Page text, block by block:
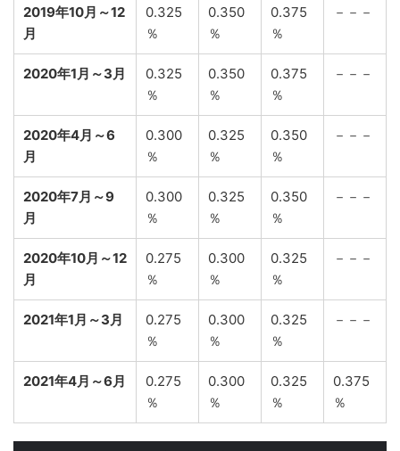
2019年10月～12
月
0.325
％
0.350
％
0.375
％
－－－
2020年1月～3月
0.325
％
0.350
％
0.375
％
－－－
2020年4月～6
月
0.300
％
0.325
％
0.350
％
－－－
2020年7月～9
月
0.300
％
0.325
％
0.350
％
－－－
2020年10月～12
月
0.275
％
0.300
％
0.325
％
－－－
2021年1月～3月
0.275
％
0.300
％
0.325
％
－－－
2021年4月～6月
0.275
％
0.300
％
0.325
％
0.375
％